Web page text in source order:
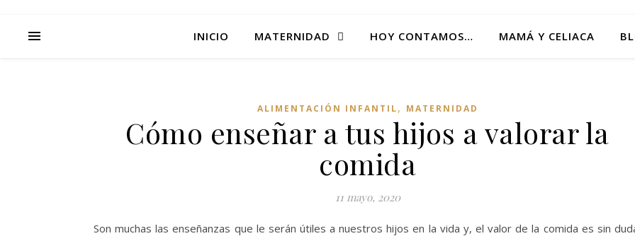
INICIO MATERNIDAD HOY CONTAMOS… MAMÁ Y CELIACA
ALIMENTACIÓN INFANTIL, MATERNIDAD
Cómo enseñar a tus hijos a valorar la
comida
11 mayo, 2020
Son muchas las enseñanzas que le serán útiles a nuestros hijos en la vida y, el valor de la comida es sin